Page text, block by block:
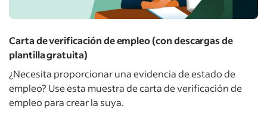
Carta de verificación de empleo (con descargas de
plantilla gratuita)
¿Necesita proporcionar una evidencia de estado de
empleo? Use esta muestra de carta de verificación de
empleo para crear la suya.